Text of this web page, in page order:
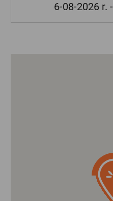
6-08-2026 r.